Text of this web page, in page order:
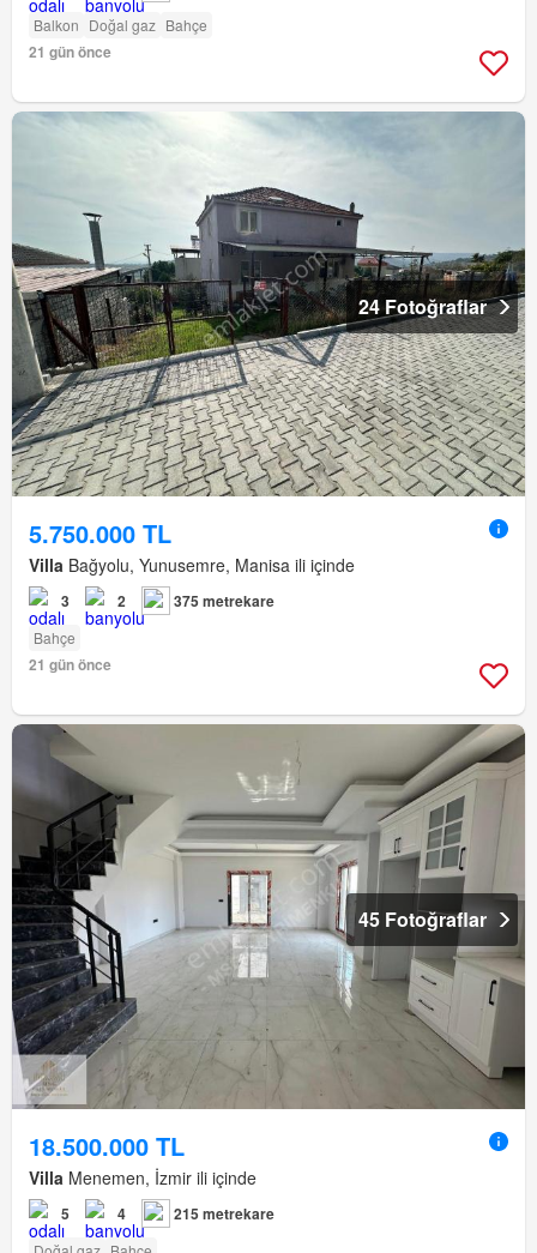
Balkon Doğal gaz Bahçe
21 gün önce
24 Fotoğraflar
5.750.000 TL
Villa Bağyolu, Yunusemre, Manisa ili içinde
3 2 375 metrekare
Bahçe
21 gün önce
45 Fotoğraflar
18.500.000 TL
Villa Menemen, İzmir ili içinde
5 4 215 metrekare